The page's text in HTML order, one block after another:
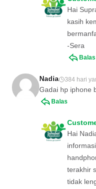
Hai
kasih
-Sera
Balas
Nadia 384 hari
Gadai hp iphone
Balas
Hai
terakhir
tidak